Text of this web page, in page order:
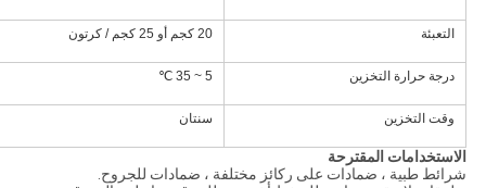
التعبئة 20 كجم أو 25 كجم / كرتون
درجة حرارة التخزين 5 ~ 35 ℃
وقت التخزين سنتان
الاستخدامات المقترحة
شرائط طبية ، ضمادات على ركائز مختلفة ، ضمادات للجروح.